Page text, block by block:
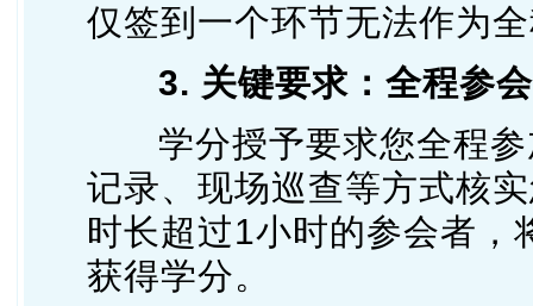
仅签到一个环节无法作为
3. 关键要求：全程参会
学分授予要求您全程
记录、现场巡查等方式核
时长超过1小时的参会者，
获得学分。